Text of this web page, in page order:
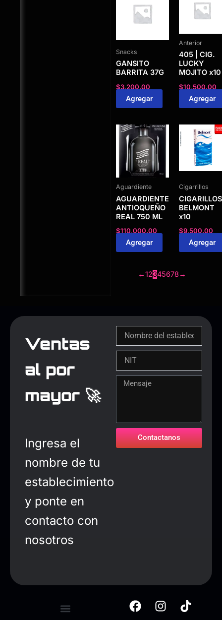
Snacks
GANSITO
BARRITA 37G
$3,200.00
Agregar
Anterior
405 | CIG.
LUCKY
MOJITO x10
$10,500.00
Agregar
Aguardiente
AGUARDIENTE
ANTIOQUEÑO
REAL 750 ML
$110,000.00
Agregar
Cigarrillos
CIGARILLOS
BELMONT
x10
$9,500.00
Agregar
←12345678→
Ventas
al por
mayor 🚀
Ingresa el
nombre de tu
establecimiento
y ponte en
contacto con
nosotros
Contactanos